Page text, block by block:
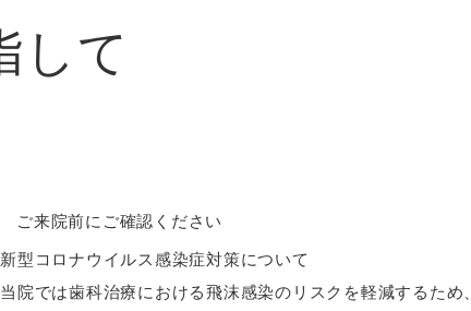
して
ご来院前にご確認ください
新型コロナウイルス感染症対策について
当院では歯科治療における飛沫感染のリスクを軽減するため、